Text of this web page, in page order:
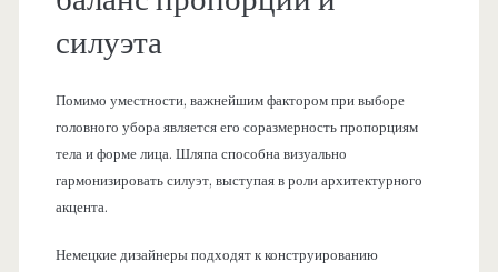
силуэта
Помимо уместности, важнейшим фактором при выборе
головного убора является его соразмерность пропорциям
тела и форме лица. Шляпа способна визуально
гармонизировать силуэт, выступая в роли архитектурного
акцента.
Немецкие дизайнеры подходят к конструированию